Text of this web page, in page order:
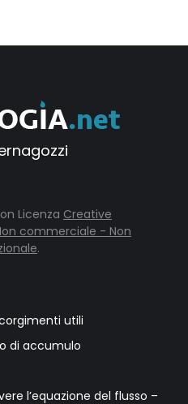
Licenza Creative
commerciale - Non
.
utili
di accumulo
l’equazione del flusso –